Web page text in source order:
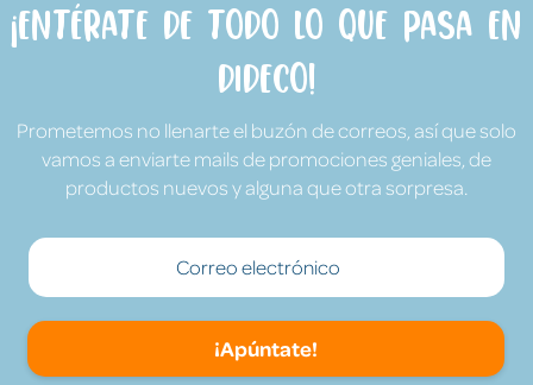
¡Entérate de todo lo que pasa en
Dideco!
Prometemos no llenarte el buzón de correos, así que solo
vamos a enviarte mails de promociones geniales, de
productos nuevos y alguna que otra sorpresa.
¡Apúntate!